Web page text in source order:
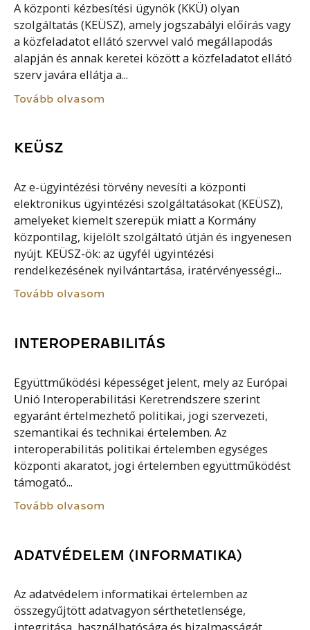
A központi kézbesítési ügynök (KKÜ) olyan
szolgáltatás (KEÜSZ), amely jogszabályi előírás vagy
a közfeladatot ellátó szervvel való megállapodás
alapján és annak keretei között a közfeladatot ellátó
szerv javára ellátja a...
Tovább olvasom
KEÜSZ
Az e-ügyintézési törvény nevesíti a központi
elektronikus ügyintézési szolgáltatásokat (KEÜSZ),
amelyeket kiemelt szerepük miatt a Kormány
központilag, kijelölt szolgáltató útján és ingyenesen
nyújt. KEÜSZ-ök: az ügyfél ügyintézési
rendelkezésének nyilvántartása, iratérvényességi...
Tovább olvasom
INTEROPERABILITÁS
Együttműködési képességet jelent, mely az Európai
Unió Interoperabilitási Keretrendszere szerint
egyaránt értelmezhető politikai, jogi szervezeti,
szemantikai és technikai értelemben. Az
interoperabilitás politikai értelemben egységes
központi akaratot, jogi értelemben együttműködést
támogató...
Tovább olvasom
ADATVÉDELEM (INFORMATIKA)
Az adatvédelem informatikai értelemben az
összegyűjtött adatvagyon sérthetetlensége,